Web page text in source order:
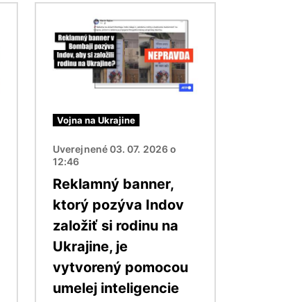
Vojna na Ukrajine
Uverejnené 03. 07. 2026 o
12:46
Reklamný banner,
ktorý pozýva Indov
založiť si rodinu na
Ukrajine, je
vytvorený pomocou
umelej inteligencie